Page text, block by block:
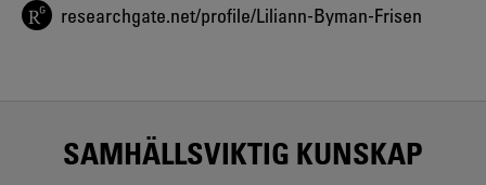
Policy in Practice - Teachers’ Conceptualizations of L2
English Oral Proficiency as Operationalized in High-
arbete med argumentationsteknik i olika skolämnen
Marie Wejrum, Liliann Byman Frisén, Annelie K.
researchgate.net/profile/Liliann-Byman-Frisen
SAMHÄLLSVIKTIG KUNSKAP